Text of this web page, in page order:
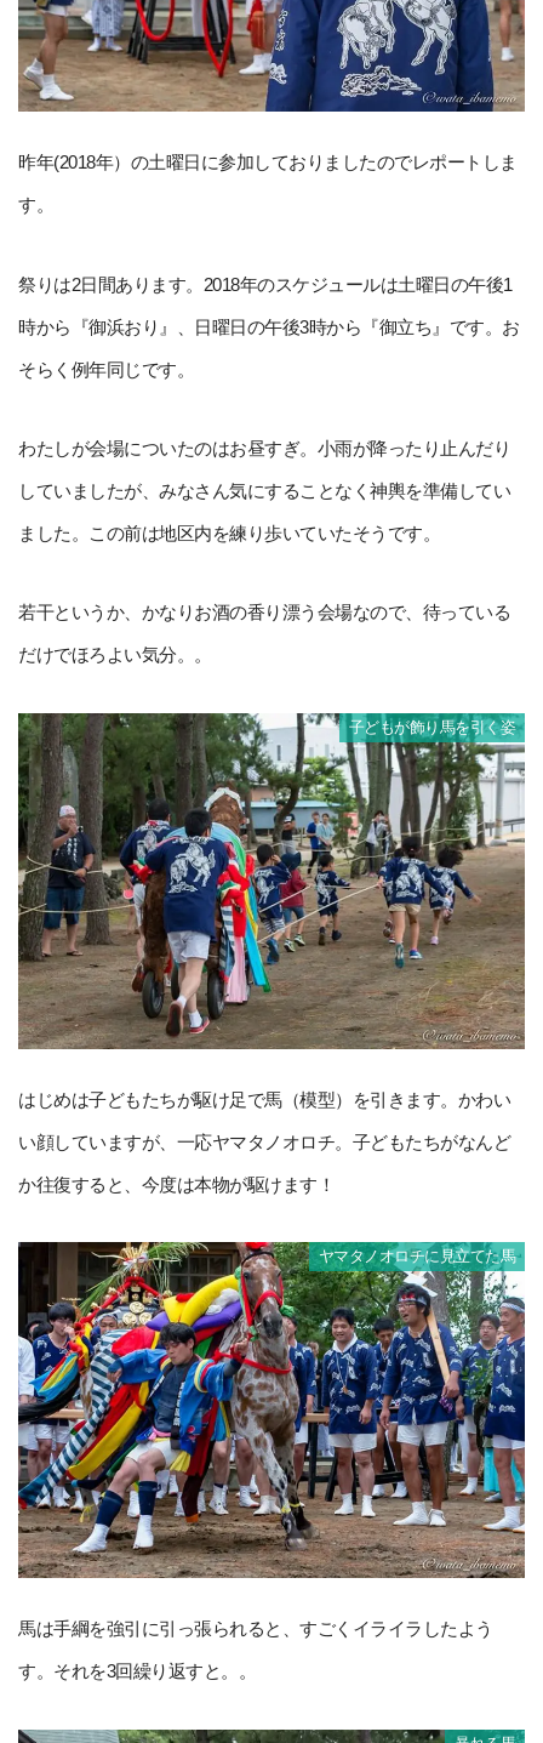
昨年(2018年）の土曜日に参加しておりましたのでレポートしま
す。
祭りは2日間あります。2018年のスケジュールは土曜日の午後1
時から『御浜おり』、日曜日の午後3時から『御立ち』です。お
そらく例年同じです。
わたしが会場についたのはお昼すぎ。小雨が降ったり止んだり
していましたが、みなさん気にすることなく神輿を準備してい
ました。この前は地区内を練り歩いていたそうです。
若干というか、かなりお酒の香り漂う会場なので、待っている
だけでほろよい気分。。
子どもが飾り馬を引く姿
はじめは子どもたちが駆け足で馬（模型）を引きます。かわい
い顔していますが、一応ヤマタノオロチ。子どもたちがなんど
か往復すると、今度は本物が駆けます！
ヤマタノオロチに見立てた馬
馬は手綱を強引に引っ張られると、すごくイライラしたよう
す。それを3回繰り返すと。。